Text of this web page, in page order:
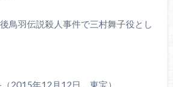
鳥羽伝説殺人事件で三村舞子役とし
2015年12月12日、東宝）